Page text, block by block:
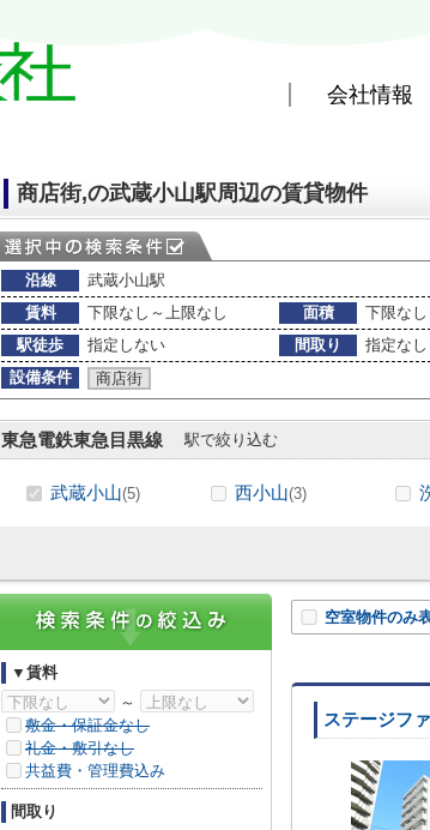
会社情報
(賃
商店街,の武蔵小山駅周辺の賃貸物件
沿線
武蔵小山駅
賃料
下限なし～上限なし 面積 下限な
駅徒歩
指定しない 間取り
指定なし
設備条件
商店街
東急電鉄東急目黒線 駅で絞り込む
武蔵小山(5) 西小山(3)
空室物件のみ
ステージフ
▼賃料
～
敷金・保証金なし
礼金・敷引なし
共益費・管理費込み
間取り